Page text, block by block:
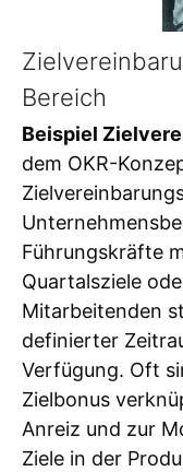
Bereich
Beispiel
dem OKR-
Führungskräfte
Quartalsziele
Mitarbeitenden
definierter
Verfügung. Oft
Zielbonus
Anreiz und zur
Ziele in der